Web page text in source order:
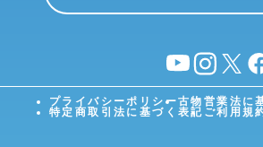
YouTubeinstagram
X
プライバシーポリシー古物営業法に
特定商取引法に基づく表記 ご利用規